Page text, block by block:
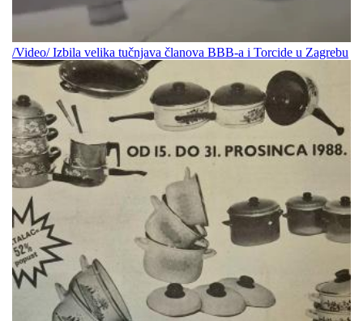
/Video/ Izbila velika tučnjava članova BBB-a i Torcide u Zagrebu